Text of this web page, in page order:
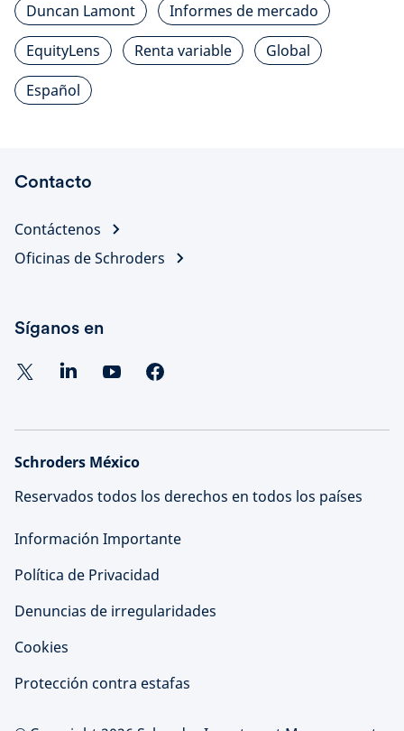
Duncan Lamont
Informes de mercado
EquityLens
Renta variable
Global
Español
Contacto
Contáctenos
Oficinas de Schroders
Síganos en
Schroders México
Reservados todos los derechos en todos los países
Información Importante
Política de Privacidad
Denuncias de irregularidades
Cookies
Protección contra estafas